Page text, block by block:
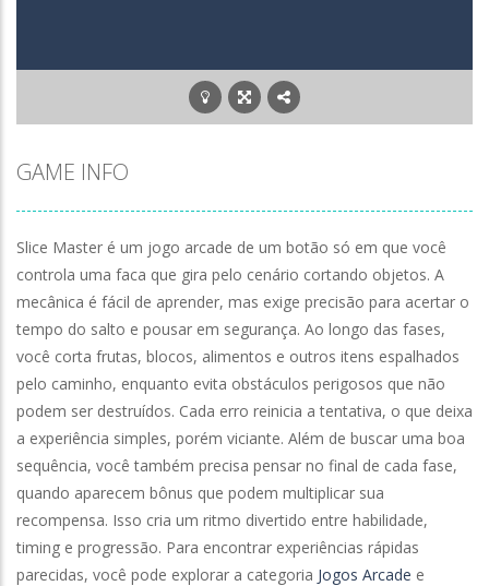
Poor Bunny-Poor Bunny é um dos destaques
GAME INFO
Slice Master é um jogo arcade de um botão só em que você
controla uma faca que gira pelo cenário cortando objetos. A
mecânica é fácil de aprender, mas exige precisão para acertar o
tempo do salto e pousar em segurança. Ao longo das fases,
você corta frutas, blocos, alimentos e outros itens espalhados
pelo caminho, enquanto evita obstáculos perigosos que não
podem ser destruídos. Cada erro reinicia a tentativa, o que deixa
a experiência simples, porém viciante. Além de buscar uma boa
sequência, você também precisa pensar no final de cada fase,
quando aparecem bônus que podem multiplicar sua
recompensa. Isso cria um ritmo divertido entre habilidade,
timing e progressão. Para encontrar experiências rápidas
parecidas, você pode explorar a categoria Jogos Arcade e